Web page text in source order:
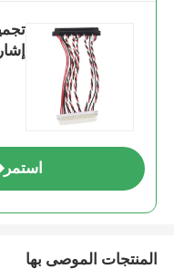
استمر
المنتجات الموصى بها